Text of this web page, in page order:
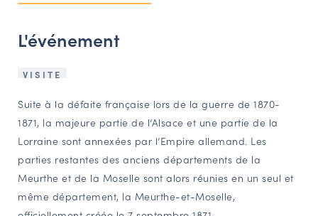
PORTAIL CULTURE
Service Inventaire et Patrimoines de la Région Grand Est
VOUS ÊTES…
Amateurs d’histoire et de patrimoine
Responsables de structures
L'événement
VISITE
Suite à la défaite française lors de la guerre de 1870-
1871, la majeure partie de l’Alsace et une partie de la
Lorraine sont annexées par l’Empire allemand. Les
parties restantes des anciens départements de la
Meurthe et de la Moselle sont alors réunies en un seul et
même département, la Meurthe-et-Moselle,